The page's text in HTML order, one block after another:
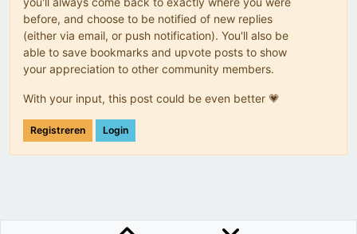
before, and choose to be notified of new replies
(either via email, or push notification). You'll also be
able to save bookmarks and upvote posts to show
your appreciation to other community members.
With your input, this post could be even better 💗
Registreren Login